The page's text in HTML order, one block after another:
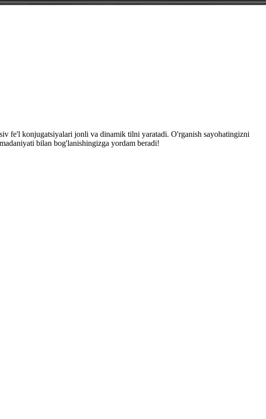
fe'l konjugatsiyalari jonli va dinamik tilni yaratadi. O'rganish sayohatingizni
bilan bog'lanishingizga yordam beradi!